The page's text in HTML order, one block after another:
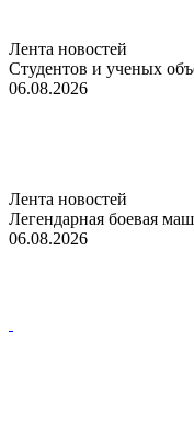
Лента новостей
Студентов и ученых
06.08.2026
Лента новостей
Легендарная боевая
06.08.2026